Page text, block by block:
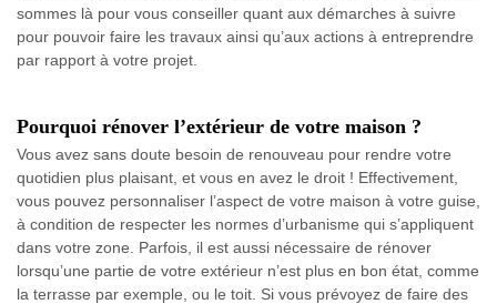
sommes là pour vous conseiller quant aux démarches à suivre
pour pouvoir faire les travaux ainsi qu’aux actions à entreprendre
par rapport à votre projet.
Pourquoi rénover l’extérieur de votre maison ?
Vous avez sans doute besoin de renouveau pour rendre votre
quotidien plus plaisant, et vous en avez le droit ! Effectivement,
vous pouvez personnaliser l’aspect de votre maison à votre guise,
à condition de respecter les normes d’urbanisme qui s’appliquent
dans votre zone. Parfois, il est aussi nécessaire de rénover
lorsqu’une partie de votre extérieur n’est plus en bon état, comme
la terrasse par exemple, ou le toit. Si vous prévoyez de faire des